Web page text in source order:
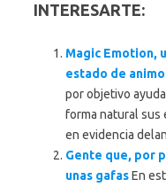
INTERESARTE:
Magic Emotion,
estado de animo
por objetivo
forma natural sus
en evidencia
Gente que, por
unas gafasEn